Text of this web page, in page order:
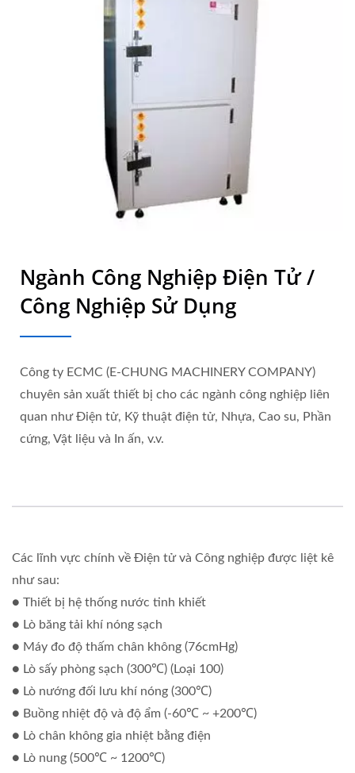
Ngành Công Nghiệp Điện Tử /
Công Nghiệp Sử Dụng
Công ty ECMC (E-CHUNG MACHINERY COMPANY)
chuyên sản xuất thiết bị cho các ngành công nghiệp liên
quan như Điện tử, Kỹ thuật điện tử, Nhựa, Cao su, Phần
cứng, Vật liệu và In ấn, v.v.
Các lĩnh vực chính về Điện tử và Công nghiệp được liệt kê
như sau:
● Thiết bị hệ thống nước tinh khiết
● Lò băng tải khí nóng sạch
● Máy đo độ thấm chân không (76cmHg)
● Lò sấy phòng sạch (300℃) (Loại 100)
● Lò nướng đối lưu khí nóng (300℃)
● Buồng nhiệt độ và độ ẩm (-60℃ ~ +200℃)
● Lò chân không gia nhiệt bằng điện
● Lò nung (500℃ ~ 1200℃)